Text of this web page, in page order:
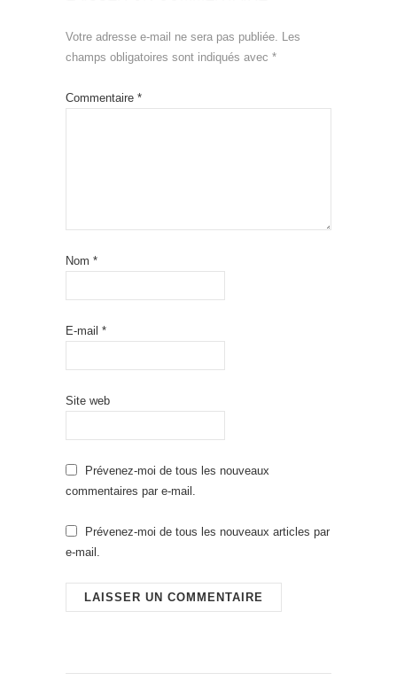
Votre adresse e-mail ne sera pas publiée.
Les
champs obligatoires sont indiqués avec *
Commentaire *
Nom *
E-mail *
Site web
Prévenez-moi de tous les nouveaux
commentaires par e-mail.
Prévenez-moi de tous les nouveaux articles par
e-mail.